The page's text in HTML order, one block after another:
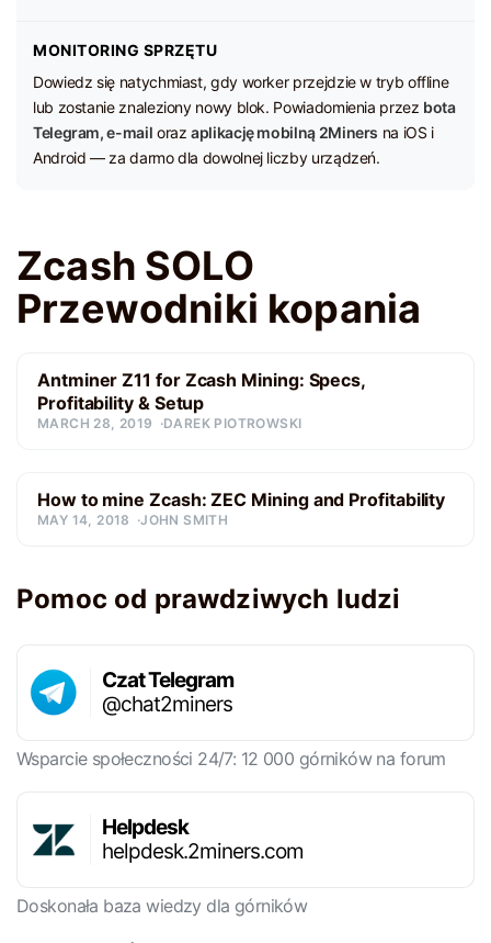
MONITORING SPRZĘTU
Dowiedz się natychmiast, gdy worker przejdzie w tryb offline
lub zostanie znaleziony nowy blok. Powiadomienia przez bota
Telegram, e-mail orazaplikację mobilną 2Miners na iOS i
Android — za darmo dla dowolnej liczby urządzeń.
Zcash SOLO
Przewodniki kopania
Antminer Z11 for Zcash Mining: Specs,
Profitability & Setup
MARCH 28, 2019 DAREK PIOTROWSKI
How to mine Zcash: ZEC Mining and Profitability
MAY 14, 2018 JOHN SMITH
Pomoc od prawdziwych ludzi
Czat Telegram
@chat2miners
Wsparcie społeczności 24/7: 12 000 górników na forum
Helpdesk
helpdesk.2miners.com
Doskonała baza wiedzy dla górników